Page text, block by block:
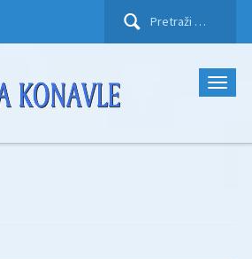
Pretraži: